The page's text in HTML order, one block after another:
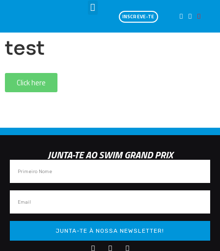
INSCREVE-TE
test
Click here
JUNTA-TE AO SWIM GRAND PRIX
JUNTA-TE À NOSSA NEWSLETTER!